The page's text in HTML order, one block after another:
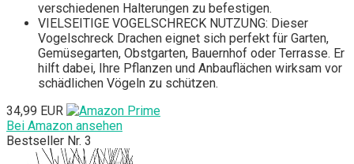
verschiedenen Halterungen zu befestigen.
VIELSEITIGE VOGELSCHRECK NUTZUNG: Dieser
Vogelschreck Drachen eignet sich perfekt für Garten,
Gemüsegarten, Obstgarten, Bauernhof oder Terrasse. Er
hilft dabei, Ihre Pflanzen und Anbauflächen wirksam vor
schädlichen Vögeln zu schützen.
34,99 EUR
Bei Amazon ansehen
Bestseller Nr. 3